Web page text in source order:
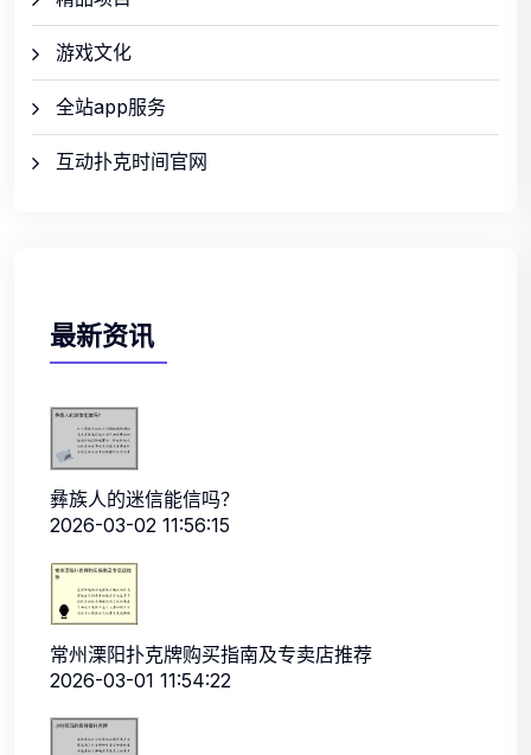
游戏文化
全站app服务
互动扑克时间官网
最新资讯
彝族人的迷信能信吗？
2026-03-02 11:56:15
常州溧阳扑克牌购买指南及专卖店推荐
2026-03-01 11:54:22